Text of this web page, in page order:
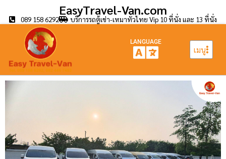
EasyTravel-Van.com
089 158 6292 บริการรถตู้เช่า-เหมาทั่วไทย Vip 10 ที่นั่ง และ 13 ที่นั่ง
เมนู
LANGUAGE